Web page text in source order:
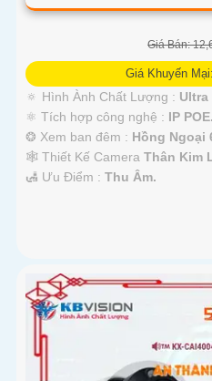
Giá Bán:
Giá Khuyến
🔅 Hình Ành Chất Lượng : Ultra
⚛️ Tích hợp công nghệ : IP POE.
❂ Xem ban đêm : Hồng Ngoại
🕸️ Thiết Kế Camera Thân Kim
️🛃 Ưu Điểm : Thu Âm.